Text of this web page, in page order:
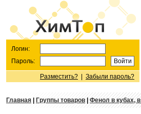
Логин:
Пароль:
Разместить? Забыли пароль?
Главная Группы товаров|Фенол в кубах,